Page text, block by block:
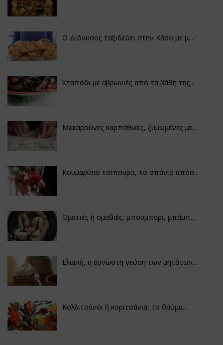
Ο Διόνυσος ταξιδεύει στην Κάσο με μ...
Χταπόδι με αβρωνιές από τα βάθη της...
Μακαρούνες καρπάθικες, ζυμωμένες με...
Κουμαρίσιο τσίπουρο, το σπάνιο απόσ...
Οματιές ή ομαθιές, μπουμπάρι, μπάμπ...
Ελαϊκή, η άγνωστη γεύση των μητάτων...
Κολλιτσάνοι ή κοριτσάνια, το θαύμα...